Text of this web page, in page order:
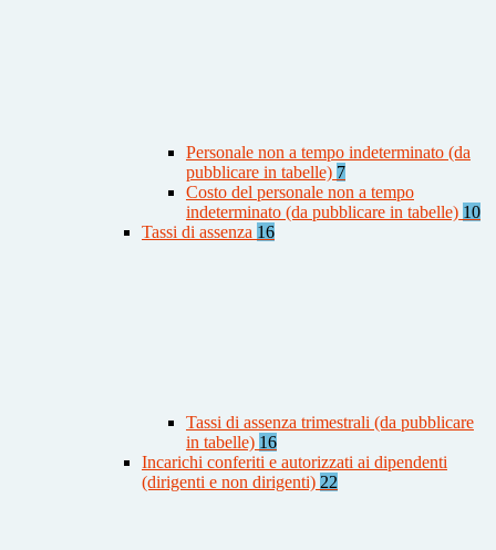
Personale non a tempo indeterminato (da
pubblicare in tabelle) 7
Costo del personale non a tempo
indeterminato (da pubblicare in tabelle) 10
Tassi di assenza 16
Tassi di assenza trimestrali (da pubblicare
in tabelle) 16
Incarichi conferiti e autorizzati ai dipendenti
(dirigenti e non dirigenti) 22